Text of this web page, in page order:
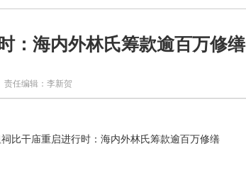
：海内外林氏筹款逾百万修缮
责任编辑：李新贺
干庙重启进行时：海内外林氏筹款逾百万修缮